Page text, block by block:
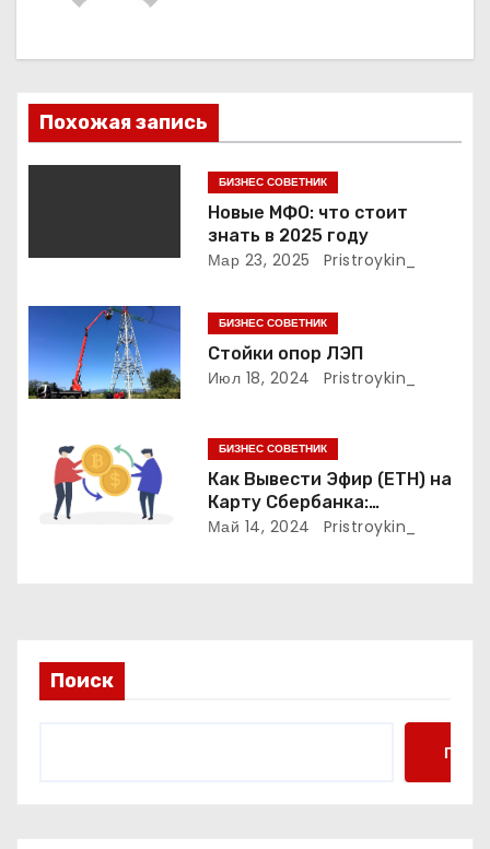
и
я
о
з
а
п
Похожая запись
БИЗНЕС СОВЕТНИК
Новые МФО: что стоит
знать в 2025 году
Мар 23, 2025 Pristroykin_
БИЗНЕС СОВЕТНИК
Стойки опор ЛЭП
Июл 18, 2024 Pristroykin_
БИЗНЕС СОВЕТНИК
Как Вывести Эфир (ETH) на
Карту Сбербанка:
Пошаговое Руководство
Май 14, 2024 Pristroykin_
Поиск
Поиск